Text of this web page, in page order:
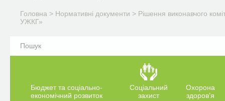
Головна > Нормативні документи > Рішення виконавчого
УЖКГ»
Бюджет та соціально-
економічний розвиток
Соціальний
захист
Охорона
здоров’я